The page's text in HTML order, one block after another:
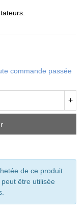
commande passée
+
de ce produit.
être utilisée